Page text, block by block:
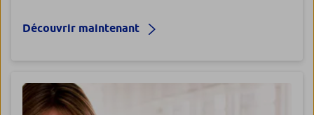
Découvrir maintenant